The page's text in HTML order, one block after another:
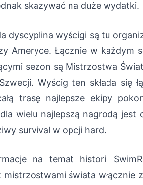
skazywać na duże wydatki.
dyscyplina wyścigi są tu
Ameryce. Łącznie w każdym
sezon są Mistrzostwa
Wyścig ten składa się
trasę najlepsze ekipy
wielu najlepszą nagrodą jest
survival w opcji hard.
na temat historii
świata włącznie